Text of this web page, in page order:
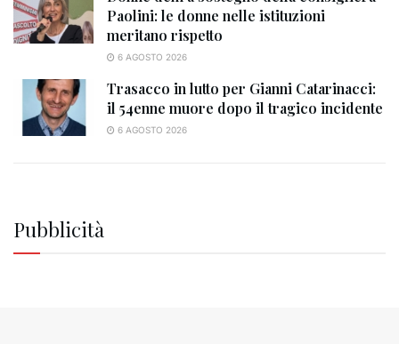
Paolini: le donne nelle istituzioni
meritano rispetto
6 AGOSTO 2026
Trasacco in lutto per Gianni Catarinacci:
il 54enne muore dopo il tragico incidente
6 AGOSTO 2026
Pubblicità